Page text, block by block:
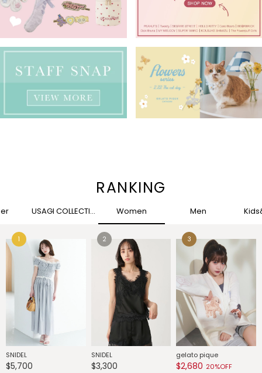
RANKING
USAGI COLLECTION Women Men
SNIDEL
$5,700
SNIDEL
$3,300
gelato pique
$2,680 20%OFF